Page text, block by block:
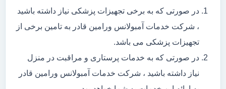
در صورتی که به برخی تجهیزات پزشکی نیاز داشته باشید
، شرکت خدمات آمبولانس ورامین قادر به تامین برخی از
تجهیزات پزشکی می باشد.
در صورتی که به خدمات پرستاری و مراقبت در منزل
نیاز داشته باشید ، شرکت خدمات آمبولانس ورامین قادر